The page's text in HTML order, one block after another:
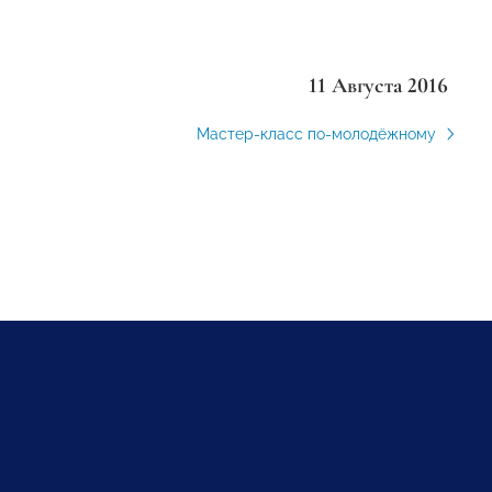
11 Августа 2016
Мастер-класс по-молодёжному